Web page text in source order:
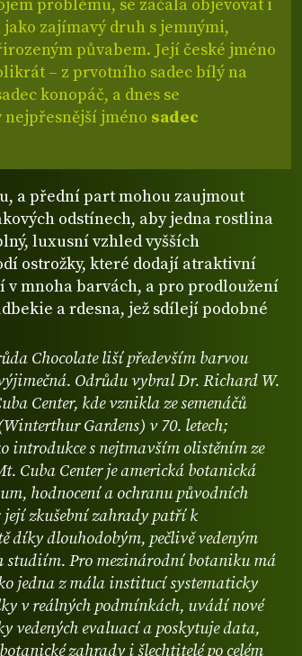
problému, se začala objevovat i
zajímavý druh s jemnými,
půvabem. Její české jméno
– z prvotního sadec bílý na
konopáč, a dnes se
jméno sadec
a přední part mohou zaujmout
odstínech, aby jedna rostlina
luxusní vzhled vyšších
ostrožky, které dodají atraktivní
mnoha barvách, a pro prodloužení
a rdesna, jež sdílejí podobné
Chocolate liší především barvou
Odrůdu vybral Dr. Richard W.
Center, kde vznikla ze semenáčů
Gardens) v 70. letech;
introdukce s nejtmavším olistěním ze
Cuba Center je americká botanická
hodnocení a ochranu původních
zkušební zahrady patří k
díky dlouhodobým, pečlivě vedeným
Pro mezinárodní botaniku má
jedna z mála institucí systematicky
v reálných podmínkách, uvádí nové
vedených evaluací a poskytuje data,
zahrady i šlechtitelé po celém